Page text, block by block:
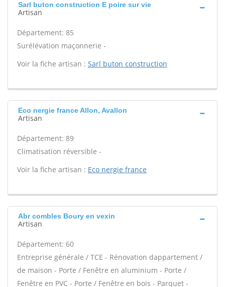
Sarl buton construction E poire sur vie
Artisan
Département: 85
Surélévation maçonnerie -
Voir la fiche artisan : Sarl buton construction
Eco nergie france Allon, Avallon
Artisan
Département: 89
Climatisation réversible -
Voir la fiche artisan : Eco nergie france
Abr combles Boury en vexin
Artisan
Département: 60
Entreprise générale / TCE - Rénovation dappartement /
de maison - Porte / Fenêtre en aluminium - Porte /
Fenêtre en PVC - Porte / Fenêtre en bois - Parquet -